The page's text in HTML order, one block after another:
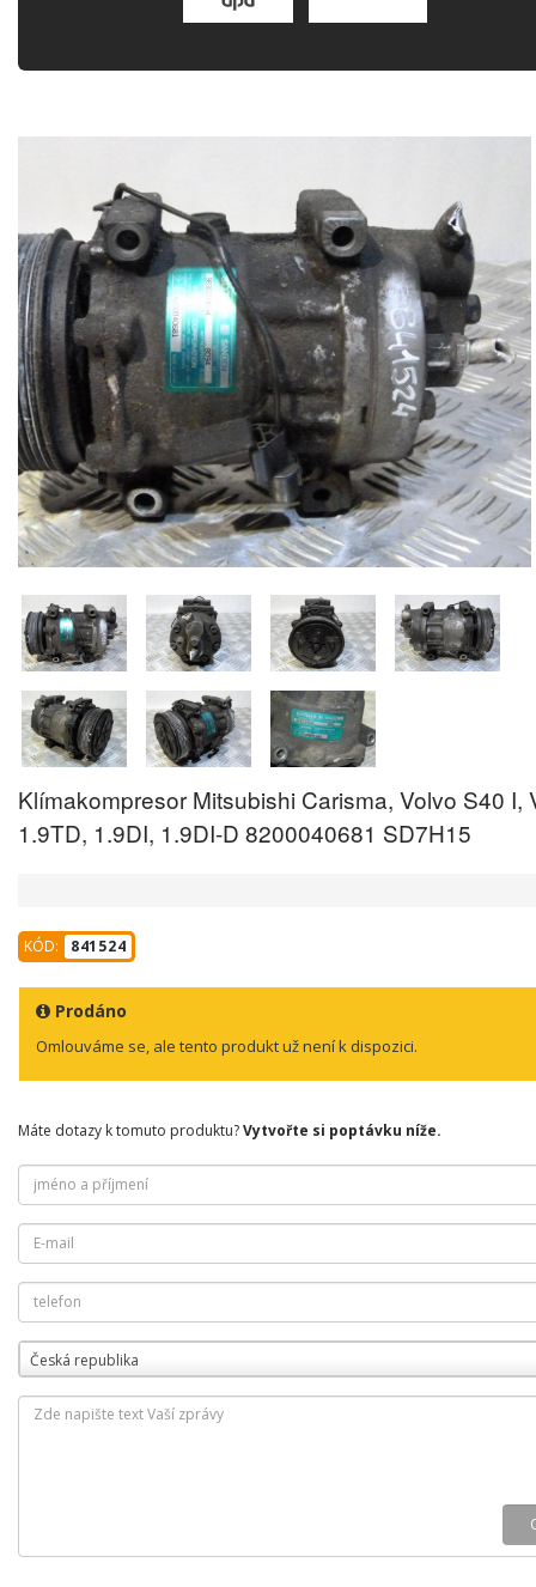
Klímakompresor Mitsubishi Carisma, Volvo S40 I,
1.9TD, 1.9DI, 1.9DI-D 8200040681 SD7H15
KÓD: 841524
Prodáno
Omlouváme se, ale tento produkt už není k dispozici.
Máte dotazy k tomuto produktu?Vytvořte si poptávku níže.
Česká republika